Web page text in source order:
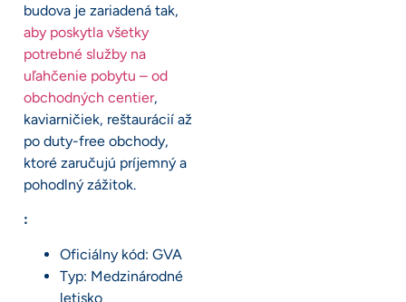
budova je zariadená tak,
aby poskytla všetky
potrebné služby na
uľahčenie pobytu – od
obchodných centier,
kaviarničiek, reštaurácií až
po duty-free obchody,
ktoré zaručujú príjemný a
pohodlný zážitok.
:
Oficiálny kód: GVA
Typ: Medzinárodné
letisko